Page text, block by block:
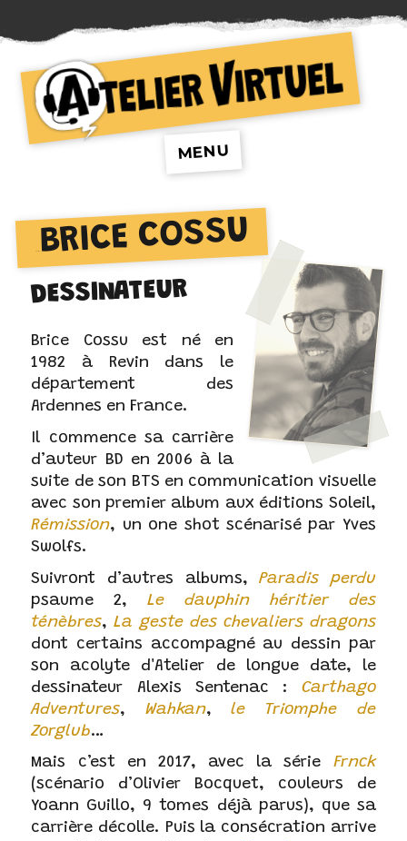
Atelier VirtuelMENU
BRICE COSSU
DESSINATEUR
Brice Cossu est né en
1982 à Revin dans le
département des
Ardennes en France.
Il commence sa carrière
d’auteur BD en 2006 à la
suite de son BTS en communication visuelle
avec son premier album aux éditions Soleil,
Rémission, un one shot scénarisé par Yves
Swolfs.
Suivront d’autres albums,Paradis perdu
psaume 2,Le dauphin héritier des
ténèbres,La geste des chevaliers dragons
dont certains accompagné au dessin par
son acolyte d'Atelier de longue date, le
dessinateur Alexis Sentenac : Carthago
Adventures, Wahkan,le Triomphe de
Zorglub…
Mais c’est en 2017, avec la série Frnck
(scénario d’Olivier Bocquet, couleurs de
Yoann Guillo, 9 tomes déjà parus), que sa
carrière décolle. Puis la consécration arrive